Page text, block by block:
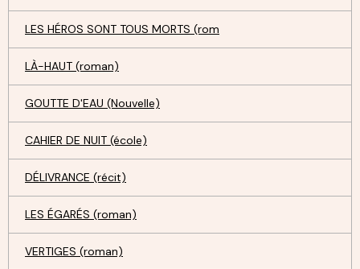
LES HÉROS SONT TOUS MORTS (rom
LÀ-HAUT (roman)
GOUTTE D'EAU (Nouvelle)
CAHIER DE NUIT (école)
DÉLIVRANCE (récit)
LES ÉGARÉS (roman)
VERTIGES (roman)